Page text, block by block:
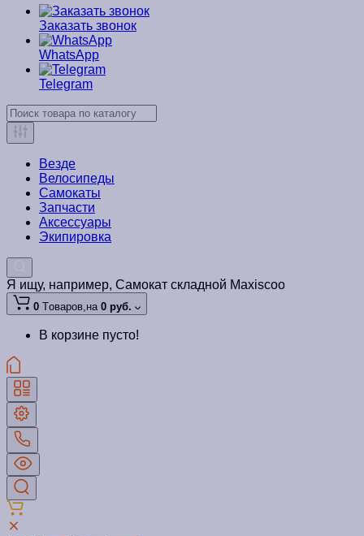
Заказать звонок
WhatsApp
Telegram
Везде
Велосипеды
Самокаты
Запчасти
Аксессуары
Экипировка
Я ищу, например, Самокат складной Maxiscoo
0 Tоваров,на 0 руб.
В корзине пусто!